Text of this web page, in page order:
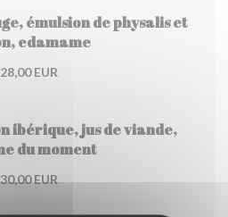
émulsion de physalis et
edamame
28,00 EUR
ibérique, jus de viande,
du moment
30,00 EUR